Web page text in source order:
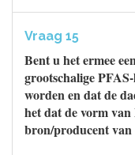
Vraag 15
Bent u het ermee
grootschalige
worden en dat de
het dat de vorm
bron/producent van